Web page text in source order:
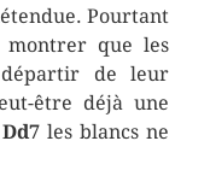
Pourtant
que les
de leur
être déjà une
les blancs ne